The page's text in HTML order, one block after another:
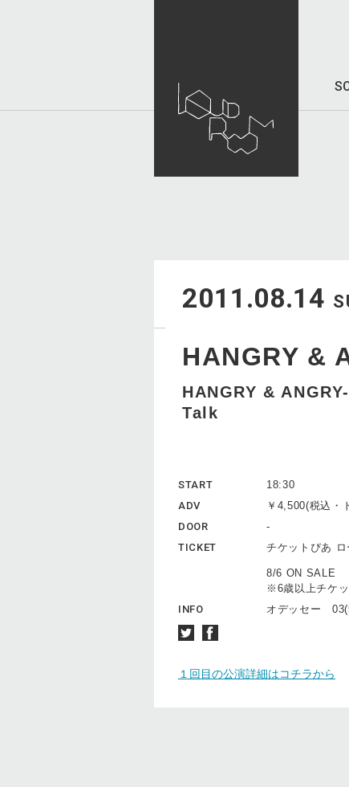
2011.08.14
HANGRY &
HANGRY &
Talk
START
18:30
ADV
￥4,500(税込・
DOOR
-
TICKET
チケットぴあ
8/6 ON SALE
※6歳以上チケ
INFO
オデッセー
１回目の公演詳細はコチラから